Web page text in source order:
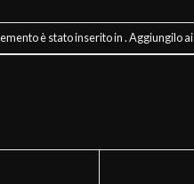
è stato inserito in . Aggiungilo ai